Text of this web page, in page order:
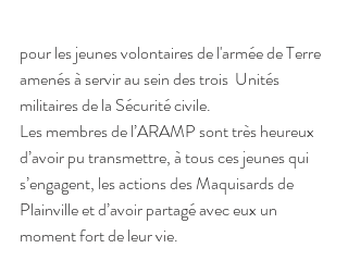
pour les jeunes volontaires de l'armée de Terre
amenés à servir au sein des trois  Unités
militaires de la Sécurité civile.
Les membres de l’ARAMP sont très heureux
d’avoir pu transmettre, à tous ces jeunes qui
s’engagent, les actions des Maquisards de
Plainville et d’avoir partagé avec eux un
moment fort de leur vie.